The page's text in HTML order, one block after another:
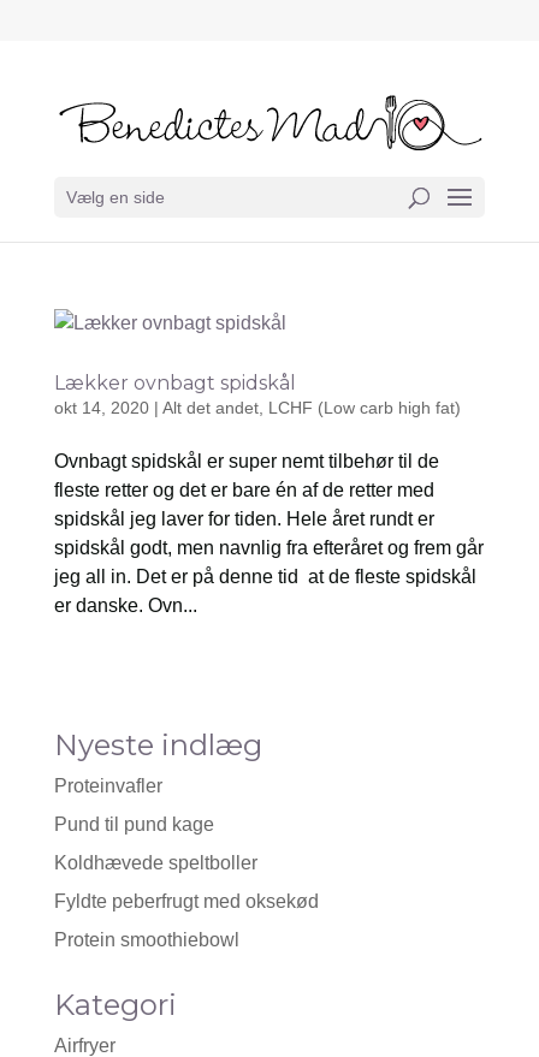
Vælg en side
Lækker ovnbagt spidskål
okt 14, 2020| Alt det andet, LCHF (Low carb high fat)
Ovnbagt spidskål er super nemt tilbehør til de
fleste retter og det er bare én af de retter med
spidskål jeg laver for tiden. Hele året rundt er
spidskål godt, men navnlig fra efteråret og frem går
jeg all in. Det er på denne tid at de fleste spidskål
er danske. Ovn...
Nyeste indlæg
Proteinvafler
Pund til pund kage
Koldhævede speltboller
Fyldte peberfrugt med oksekød
Protein smoothiebowl
Kategori
Airfryer